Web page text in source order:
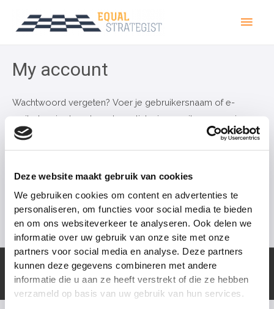
Deze website maakt gebruik van cookies
We gebruiken cookies om content en advertenties te
personaliseren, om functies voor social media te bieden
en om ons websiteverkeer te analyseren. Ook delen we
informatie over uw gebruik van onze site met onze
partners voor social media en analyse. Deze partners
kunnen deze gegevens combineren met andere
informatie die u aan ze heeft verstrekt of die ze hebben
verzameld op basis van uw gebruik van hun services.
My account
Wachtwoord vergeten? Voer je gebruikersnaam of e-
mailadres in. Je ontvangt een link via e-mail om een nieuw
wachtwoord in te stellen.
Reset wachtwoord
Copyright © 2026 Equal Strategist